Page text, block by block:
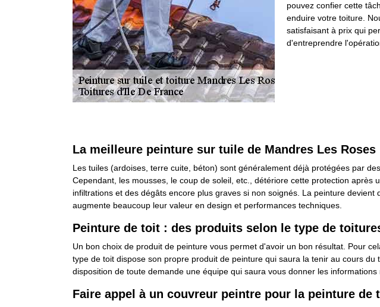
pouvez confier cette
enduire votre toiture.
satisfaisant à prix qui
d'entreprendre
La meilleure peinture sur tuile de Mandres Les Roses
Les tuiles (ardoises, terre cuite, béton) sont généralement déjà protégées par
Cependant, les mousses, le coup de soleil, etc., détériore cette protection
infiltrations et des dégâts encore plus graves si non soignés. La peinture
augmente beaucoup leur valeur en design et performances techniques.
Peinture de toit : des produits selon le type de
Un bon choix de produit de peinture vous permet d'avoir un bon résultat. Pour
type de toit dispose son propre produit de peinture qui saura la tenir au cours
disposition de toute demande une équipe qui saura vous donner les
Faire appel à un couvreur peintre pour la peinture de